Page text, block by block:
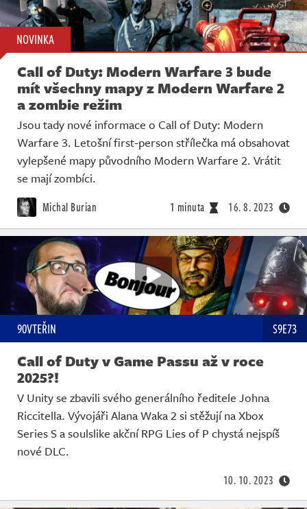
NOVINKA
Call of Duty: Modern Warfare 3 bude
mít všechny mapy z Modern Warfare 2
a zombie režim
Jsou tady nové informace o Call of Duty: Modern
Warfare 3. Letošní first-person střílečka má obsahovat
vylepšené mapy původního Modern Warfare 2. Vrátit
se mají zombíci.
Michal Burian 1 minuta 16. 8. 2023
90VTEŘIN S9E73
Call of Duty v Game Passu až v roce
2025?!
V Unity se zbavili svého generálního ředitele Johna
Riccitella. Vývojáři Alana Waka 2 si stěžují na Xbox
Series S a soulslike akční RPG Lies of P chystá nejspíš
nové DLC.
10. 10. 2023